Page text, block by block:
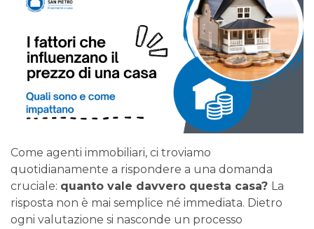
Come agenti immobiliari, ci troviamo
quotidianamente a rispondere a una domanda
cruciale: quanto vale davvero questa casa? La
risposta non è mai semplice né immediata. Dietro
ogni valutazione si nasconde un processo